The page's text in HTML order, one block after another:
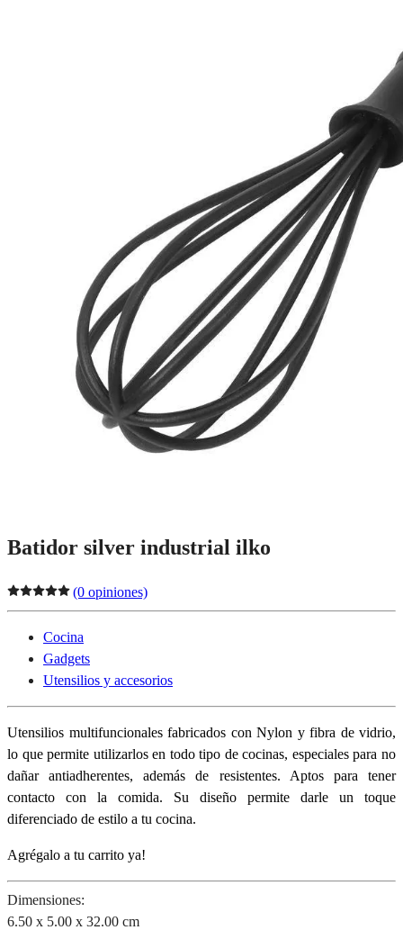
Batidor silver industrial ilko
(0 opiniones)
Cocina
Gadgets
Utensilios y accesorios
Utensilios multifuncionales fabricados con Nylon y fibra de vidrio,
lo que permite utilizarlos en todo tipo de cocinas, especiales para no
dañar antiadherentes, además de resistentes. Aptos para tener
contacto con la comida. Su diseño permite darle un toque
diferenciado de estilo a tu cocina.
Agrégalo a tu carrito ya!
Dimensiones:
6.50 x 5.00 x 32.00 cm